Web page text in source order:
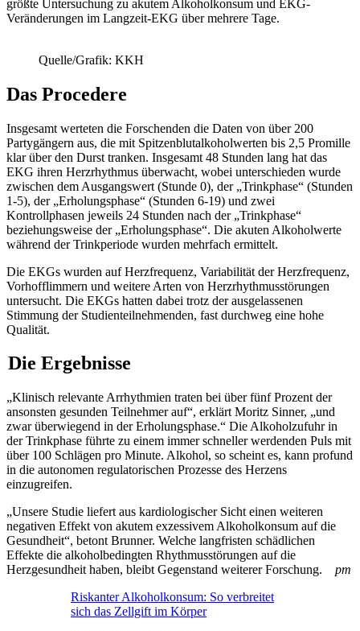
größte Untersuchung zu akutem Alkoholkonsum und EKG-
Veränderungen im Langzeit-EKG über mehrere Tage.
Quelle/Grafik: KKH
Das Procedere
Insgesamt werteten die Forschenden die Daten von über 200
Partygängern aus, die mit Spitzenblutalkoholwerten bis 2,5 Promille
klar über den Durst tranken. Insgesamt 48 Stunden lang hat das
EKG ihren Herzrhythmus überwacht, wobei unterschieden wurde
zwischen dem Ausgangswert (Stunde 0), der „Trinkphase“ (Stunden
1-5), der „Erholungsphase“ (Stunden 6-19) und zwei
Kontrollphasen jeweils 24 Stunden nach der „Trinkphase“
beziehungsweise der „Erholungsphase“. Die akuten Alkoholwerte
während der Trinkperiode wurden mehrfach ermittelt.
Die EKGs wurden auf Herzfrequenz, Variabilität der Herzfrequenz,
Vorhofflimmern und weitere Arten von Herzrhythmusstörungen
untersucht. Die EKGs hatten dabei trotz der ausgelassenen
Stimmung der Studienteilnehmenden, fast durchweg eine hohe
Qualität.
Die Ergebnisse
„Klinisch relevante Arrhythmien traten bei über fünf Prozent der
ansonsten gesunden Teilnehmer auf“, erklärt Moritz Sinner, „und
zwar überwiegend in der Erholungsphase.“ Die Alkoholzufuhr in
der Trinkphase führte zu einem immer schneller werdenden Puls mit
über 100 Schlägen pro Minute. Alkohol, so scheint es, kann profund
in die autonomen regulatorischen Prozesse des Herzens
einzugreifen.
„Unsere Studie liefert aus kardiologischer Sicht einen weiteren
negativen Effekt von akutem exzessivem Alkoholkonsum auf die
Gesundheit“, betont Brunner. Welche langfristen schädlichen
Effekte die alkoholbedingten Rhythmusstörungen auf die
Herzgesundheit haben, bleibt Gegenstand weiterer Forschung. pm
Riskanter Alkoholkonsum: So verbreitet
sich das Zellgift im Körper